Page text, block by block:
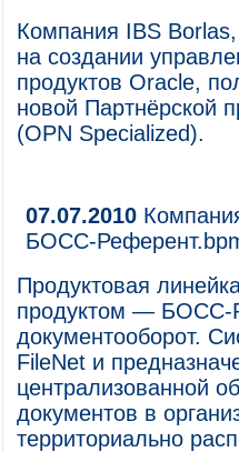
Компания IBS
на создании
продуктов Oracle,
новой Партнёрской
(OPN Specialized).
07.07.2010
БОСС-
Продуктовая
продуктом — БОСС-
документооборот.
FileNet и
централизованной
документов в
территориально